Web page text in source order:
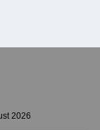
2026